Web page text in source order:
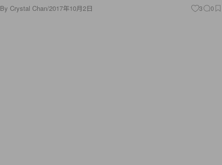
By Crystal Chan/2017年10月2日 3 0